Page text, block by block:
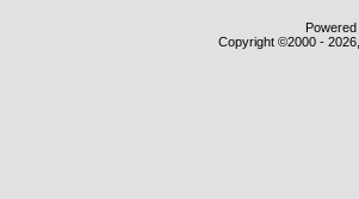
Copyright ©2000 -